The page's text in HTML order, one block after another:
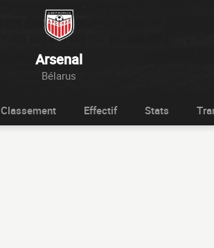
Arsenal
Bélarus
Classement Effectif Stats